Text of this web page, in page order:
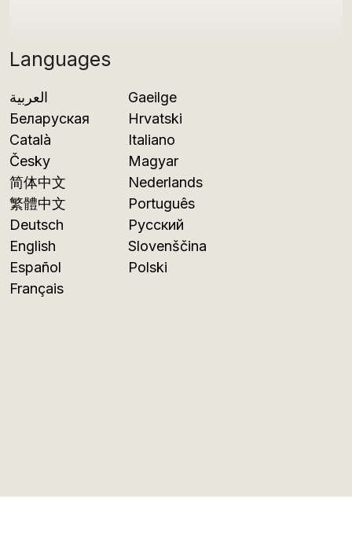
Languages
العربية
Беларуская
Català
Česky
简体中文
繁體中文
Deutsch
English
Español
Français
Gaeilge
Hrvatski
Italiano
Magyar
Nederlands
Português
Русский
Slovenščina
Polski